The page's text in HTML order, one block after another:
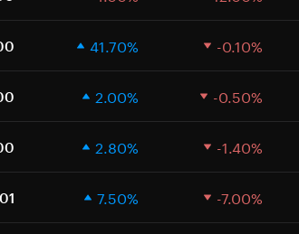
41.70% -0.10%
2.00% -0.50%
2.80% -1.40%
7.50% -7.00%